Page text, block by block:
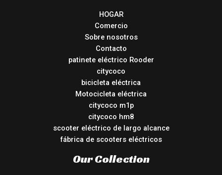
HOGAR
Comercio
Sobre nosotros
Contacto
patinete eléctrico Rooder
citycoco
bicicleta eléctrica
Motocicleta eléctrica
citycoco m1p
citycoco hm8
scooter eléctrico de largo alcance
fábrica de scooters eléctricos
Our Collection